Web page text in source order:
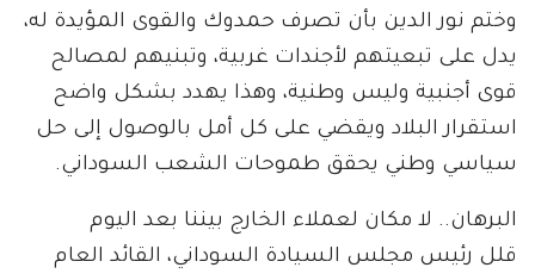
وختم نور الدين بأن تصرف حمدوك والقوى المؤيدة له،
يدل على تبعيتهم لأجندات غربية، وتبنيهم لمصالح
قوى أجنبية وليس وطنية، وهذا يهدد بشكل واضح
استقرار البلاد ويقضي على كل أمل بالوصول إلى حل
سياسي وطني يحقق طموحات الشعب السوداني.
البرهان.. لا مكان لعملاء الخارج بيننا بعد اليوم
قلل رئيس مجلس السيادة السوداني، القائد العام